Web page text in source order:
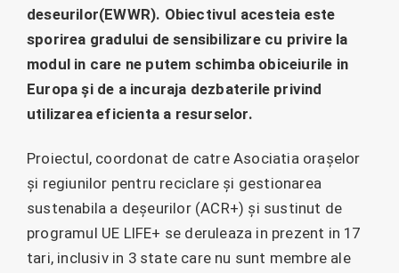
deseurilor(EWWR). Obiectivul acesteia este
sporirea gradului de sensibilizare cu privire la
modul in care ne putem schimba obiceiurile in
Europa și de a incuraja dezbaterile privind
utilizarea eficienta a resurselor.
Proiectul, coordonat de catre Asociatia orașelor
și regiunilor pentru reciclare și gestionarea
sustenabila a deșeurilor (ACR+) și sustinut de
programul UE LIFE+ se deruleaza in prezent in 17
tari, inclusiv in 3 state care nu sunt membre ale